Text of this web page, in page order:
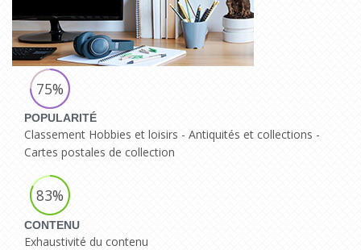
75%
POPULARITÉ
Classement Hobbies et loisirs - Antiquités et collections -
Cartes postales de collection
83%
CONTENU
Exhaustivité du contenu